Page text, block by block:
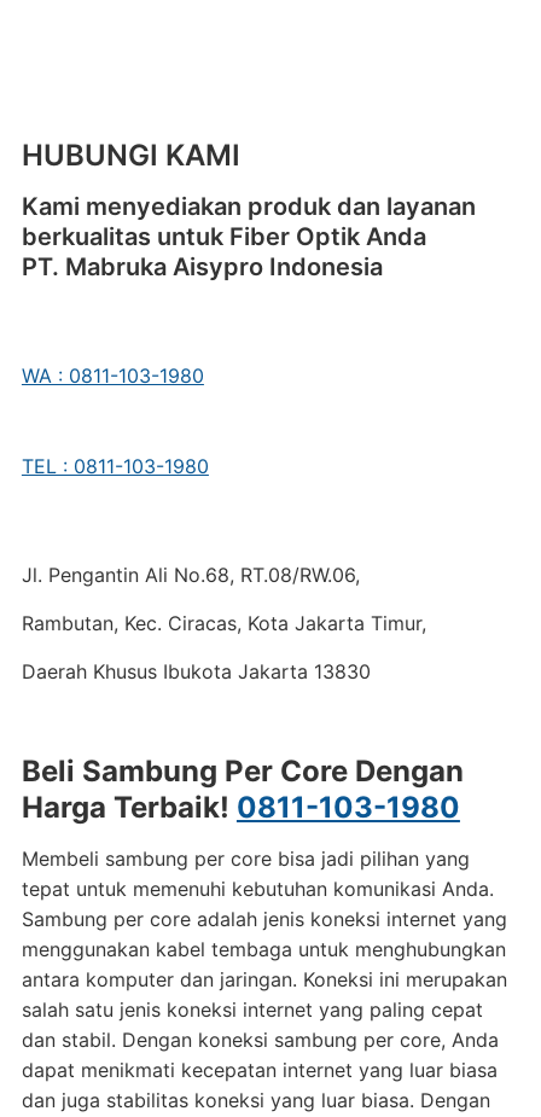
HUBUNGI KAMI
Kami menyediakan produk dan layanan
berkualitas untuk Fiber Optik Anda
PT. Mabruka Aisypro Indonesia
WA : 0811-103-1980
TEL : 0811-103-1980
Jl. Pengantin Ali No.68, RT.08/RW.06,
Rambutan, Kec. Ciracas, Kota Jakarta Timur,
Daerah Khusus Ibukota Jakarta 13830
Beli Sambung Per Core Dengan
Harga Terbaik! 0811-103-1980
Membeli sambung per core bisa jadi pilihan yang
tepat untuk memenuhi kebutuhan komunikasi Anda.
Sambung per core adalah jenis koneksi internet yang
menggunakan kabel tembaga untuk menghubungkan
antara komputer dan jaringan. Koneksi ini merupakan
salah satu jenis koneksi internet yang paling cepat
dan stabil. Dengan koneksi sambung per core, Anda
dapat menikmati kecepatan internet yang luar biasa
dan juga stabilitas koneksi yang luar biasa. Dengan